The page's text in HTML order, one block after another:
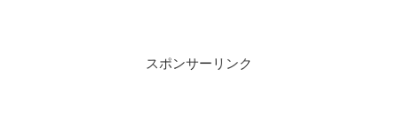
スポンサーリンク